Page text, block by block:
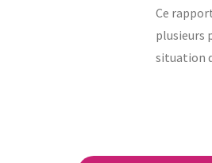
Ce
plusieurs
situation